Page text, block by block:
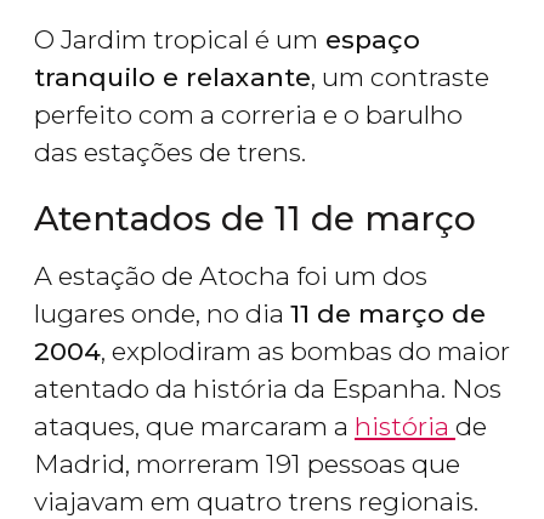
O Jardim tropical é um espaço
tranquilo e relaxante, um contraste
perfeito com a correria e o barulho
das estações de trens.
Atentados de 11 de março
A estação de Atocha foi um dos
lugares onde, no dia 11 de março de
2004, explodiram as bombas do maior
atentado da história da Espanha. Nos
ataques, que marcaram a história de
Madrid, morreram 191 pessoas que
viajavam em quatro trens regionais.